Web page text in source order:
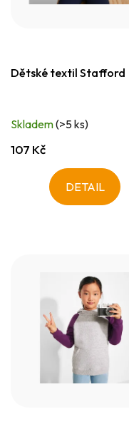
Dětské textil Stafford
Skladem(>5 ks)
107 Kč
DETAIL